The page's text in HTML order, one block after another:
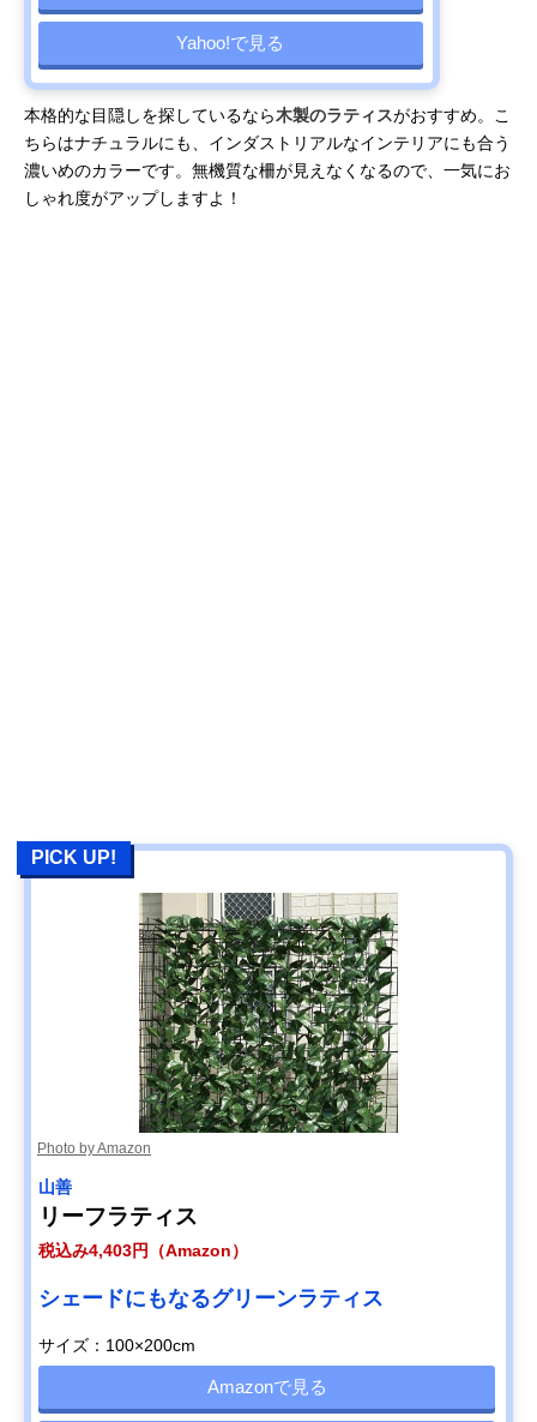
Yahoo!で見る
本格的な目隠しを探しているなら木製のラティスがおすすめ。こ
ちらはナチュラルにも、インダストリアルなインテリアにも合う
濃いめのカラーです。無機質な柵が見えなくなるので、一気にお
しゃれ度がアップしますよ！
PICK UP!
Photo by Amazon
山善
リーフラティス
税込み4,403円（Amazon）
シェードにもなるグリーンラティス
サイズ：100×200cm
Amazonで見る